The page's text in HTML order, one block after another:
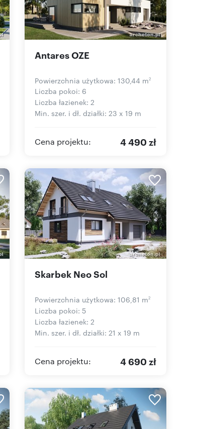
Antares OZE
Powierzchnia użytkowa: 130,44 m2
Liczba pokoi: 6
Liczba łazienek: 2
Min. szer. i dł. działki: 23 x 19 m
Cena projektu: 4 490 zł
Skarbek Neo Sol
Powierzchnia użytkowa: 106,81 m2
Liczba pokoi: 5
Liczba łazienek: 2
Min. szer. i dł. działki: 21 x 19 m
Cena projektu: 4 690 zł